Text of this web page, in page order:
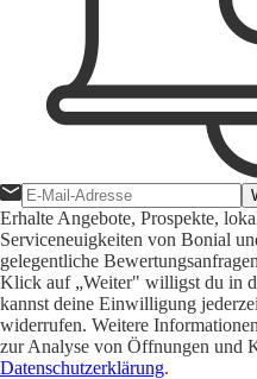
Erhalte Angebote, Prospekte,
Serviceneuigkeiten von Bonial
gelegentliche
Klick auf „Weiter" willigst du in
kannst deine Einwilligung
widerrufen. Weitere
zur Analyse von Öffnungen und
Datenschutzerklärung.